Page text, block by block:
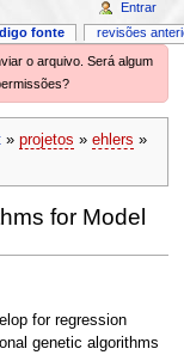
o arquivo. Será algum
» projetos » ehlers »
for Model
for regression
genetic algorithms
fonte revisões
Entrar